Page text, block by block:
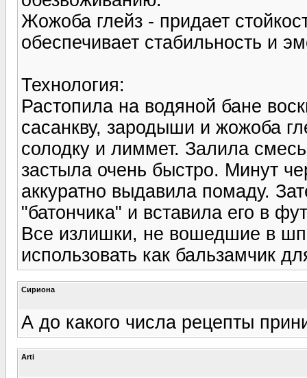
Жожоба глейз - придает
обеспечивает стабильность и
Технология:
Растопила на водяной бане
сасанкву, зародыши и жожоба
солодку и лиммет. Залила
застыла очень быстро. Минут
аккуратно выдавила помаду.
"батончика" и вставила его в
Все излишки, не вошедшие в
использовать как бальзамчик
Сириона
А до какого числа рецепты
Arti